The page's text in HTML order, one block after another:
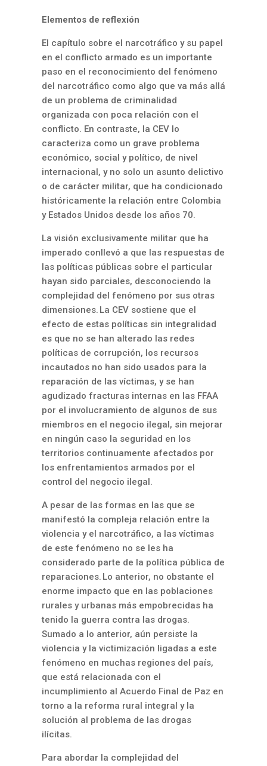
Elementos de reflexión
El capítulo sobre el narcotráfico y su papel
en el conflicto armado es un importante
paso en el reconocimiento del fenómeno
del narcotráfico como algo que va más allá
de un problema de criminalidad
organizada con poca relación con el
conflicto. En contraste, la CEV lo
caracteriza como un grave problema
económico, social y político, de nivel
internacional, y no solo un asunto delictivo
o de carácter militar, que ha condicionado
históricamente la relación entre Colombia
y Estados Unidos desde los años 70.
La visión exclusivamente militar que ha
imperado conllevó a que las respuestas de
las políticas públicas sobre el particular
hayan sido parciales, desconociendo la
complejidad del fenómeno por sus otras
dimensiones. La CEV sostiene que el
efecto de estas políticas sin integralidad
es que no se han alterado las redes
políticas de corrupción, los recursos
incautados no han sido usados para la
reparación de las víctimas, y se han
agudizado fracturas internas en las FFAA
por el involucramiento de algunos de sus
miembros en el negocio ilegal, sin mejorar
en ningún caso la seguridad en los
territorios continuamente afectados por
los enfrentamientos armados por el
control del negocio ilegal.
A pesar de las formas en las que se
manifestó la compleja relación entre la
violencia y el narcotráfico, a las víctimas
de este fenómeno no se les ha
considerado parte de la política pública de
reparaciones. Lo anterior, no obstante el
enorme impacto que en las poblaciones
rurales y urbanas más empobrecidas ha
tenido la guerra contra las drogas.
Sumado a lo anterior, aún persiste la
violencia y la victimización ligadas a este
fenómeno en muchas regiones del país,
que está relacionada con el
incumplimiento al Acuerdo Final de Paz en
torno a la reforma rural integral y la
solución al problema de las drogas
ilícitas.
Para abordar la complejidad del